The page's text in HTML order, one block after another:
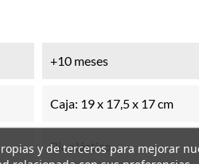
+10 meses
Caja: 19 x 17,5 x 17 cm
Bioplástico
y de terceros para mejorar